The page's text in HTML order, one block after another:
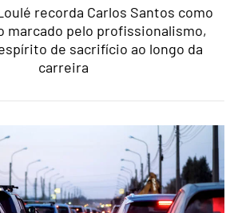
recorda Carlos Santos como
marcado pelo profissionalismo,
de sacrifício ao longo da
carreira